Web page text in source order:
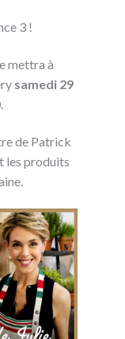
3 !
mettra à
samedi 29
.
de Patrick
les produits